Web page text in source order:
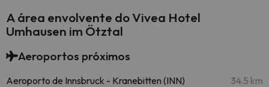
A área envolvente do Vivea Hotel
Umhausen im Ötztal
Aeroportos próximos
Aeroporto de Innsbruck - Kranebitten (INN) 34.5 km